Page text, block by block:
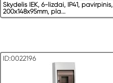
Skydelis IEK, 6-lizdai, IP41, pavirрinis,
200x148x95mm, pla...
ID:0022196